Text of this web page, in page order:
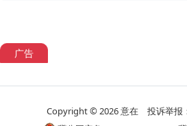
广告
Copyright © 2026意在投诉举报